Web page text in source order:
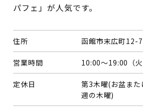
パフェ」が人気です。
住所 函館市末広町12-7
営業時間 10:00～19:00（
定休日
第3木曜(お盆また
週の木曜)